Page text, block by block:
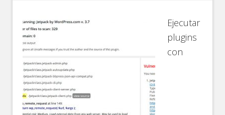
Ejecutar
plugins
con